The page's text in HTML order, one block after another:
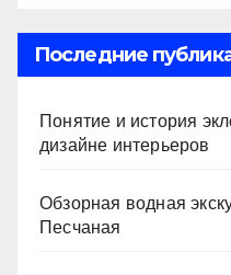
Последние
Понятие и история
дизайне интерьеров
Обзорная водная
Песчаная